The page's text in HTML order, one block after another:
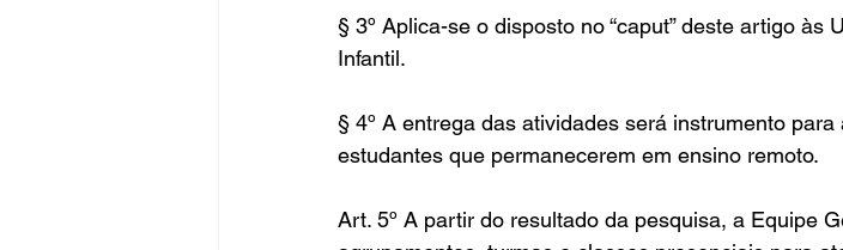
§ 3º Aplica-se o disposto no “caput” deste artigo às
Infantil.
§ 4º A entrega das atividades será instrumento
estudantes que permanecerem em ensino remoto.
Art. 5º A partir do resultado da pesquisa, a Equipe